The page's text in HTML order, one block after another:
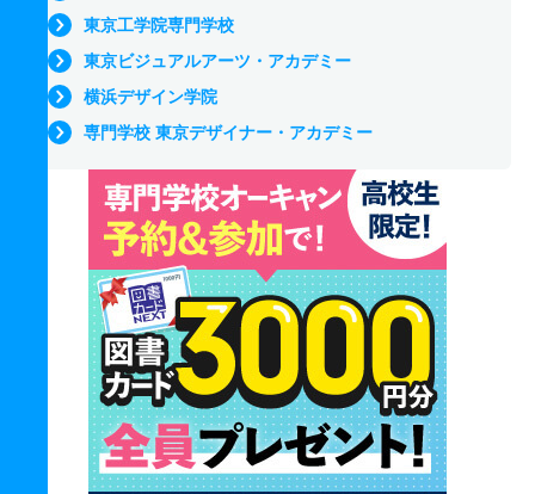
東京工学院専門学校
東京ビジュアルアーツ・アカデミー
横浜デザイン学院
専門学校 東京デザイナー・アカデミー